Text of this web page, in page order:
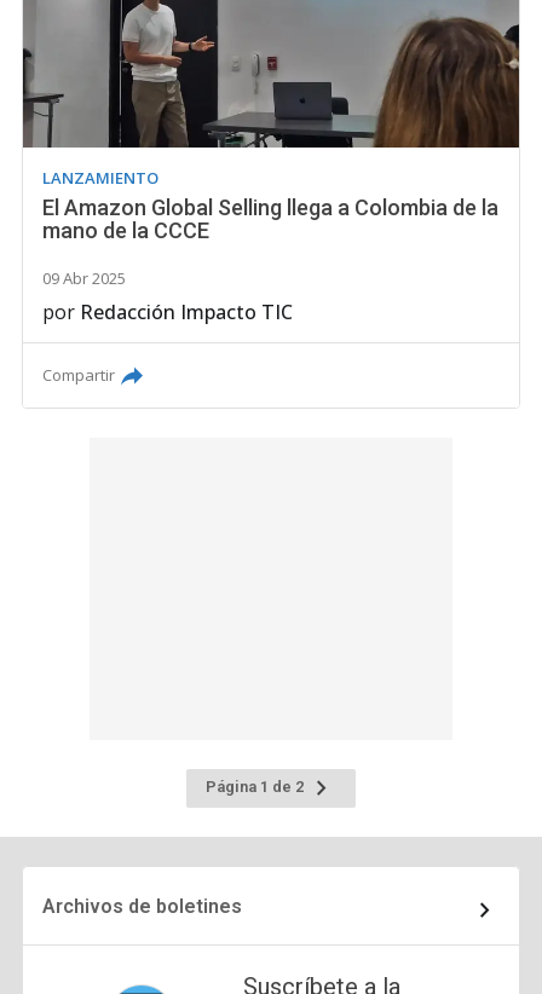
LANZAMIENTO
El Amazon Global Selling llega a Colombia de la
mano de la CCCE
09 Abr 2025
por Redacción Impacto TIC
Compartir
Página 1 de 2
Ir
a
Archivos de boletines
Suscríbete a la